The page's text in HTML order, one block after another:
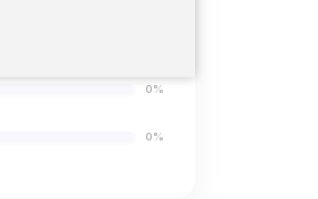
0%
0%